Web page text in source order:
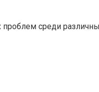
проблем среди